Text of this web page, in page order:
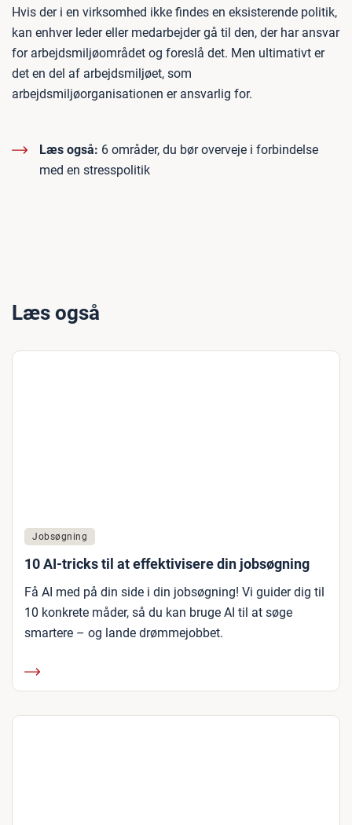
Hvis der i en virksomhed ikke findes en eksisterende politik,
kan enhver leder eller medarbejder gå til den, der har ansvar
for arbejdsmiljøområdet og foreslå det. Men ultimativt er
det en del af arbejdsmiljøet, som
arbejdsmiljøorganisationen er ansvarlig for.
Læs også: 6 områder, du bør overveje i forbindelse
med en stresspolitik
Læs også
Jobsøgning
10 AI-tricks til at effektivisere din jobsøgning
Få AI med på din side i din jobsøgning! Vi guider dig til
10 konkrete måder, så du kan bruge AI til at søge
smartere – og lande drømmejobbet.